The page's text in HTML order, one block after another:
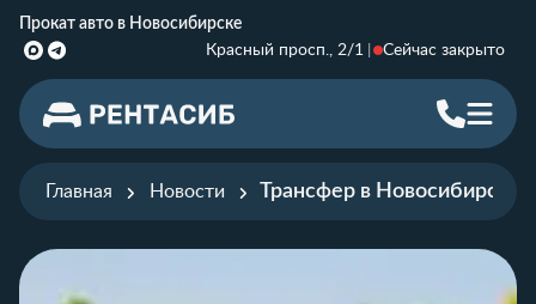
Прокат авто в Новосибирске
Красный просп., 2/1
Сейчас закрыто
Главная Новости Трансфер в Новосибирске